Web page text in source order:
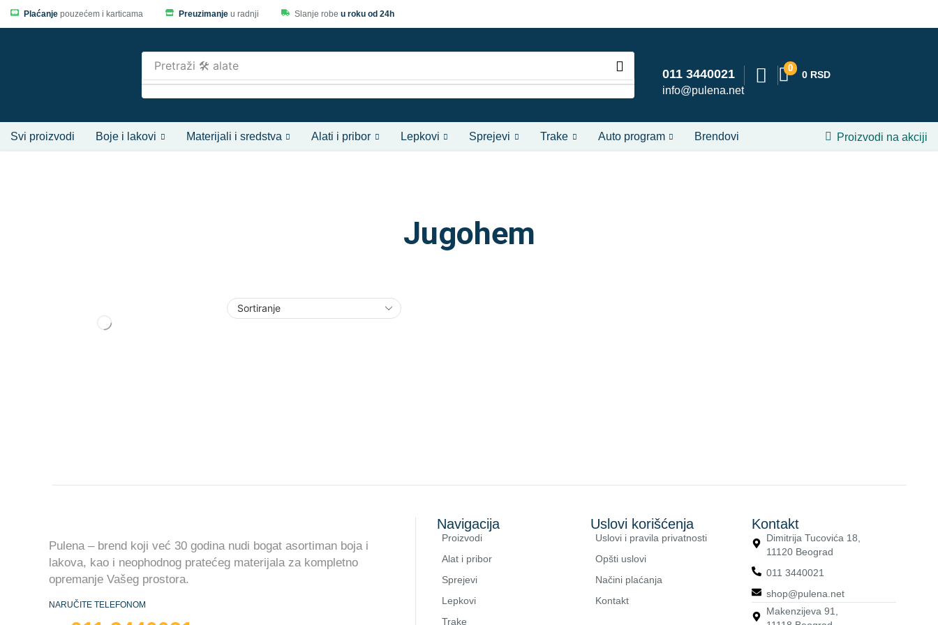
Plaćanje pouzećem i karticama Preuzimanje u radnji Slanje robe u roku od 24h
Pretraži 🛠️ alate
011 3440021
info@pulena.net
0
0 RSD
Svi proizvodi Boje i lakovi Materijali i sredstva Alati i pribor Lepkovi Sprejevi Trake Auto program Brendovi Proizvodi na akciji
Jugohem
Pulena – brend koji već 30 godina nudi bogat asortiman boja i
lakova, kao i neophodnog pratećeg materijala za kompletno
opremanje Vašeg prostora.
NARUČITE TELEFONOM
Navigacija
Proizvodi
Alat i pribor
Sprejevi
Lepkovi
Trake
Uslovi korišćenja
Uslovi i pravila privatnosti
Opšti uslovi
Načini plaćanja
Kontakt
Kontakt
Dimitrija Tucovića 18,
11120 Beograd
011 3440021
shop@pulena.net
Makenzijeva 91,